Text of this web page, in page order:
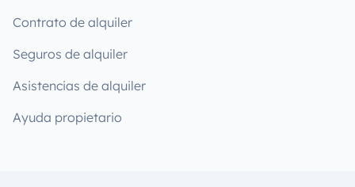
Contrato de alquiler
Seguros de alquiler
Asistencias de alquiler
Ayuda propietario